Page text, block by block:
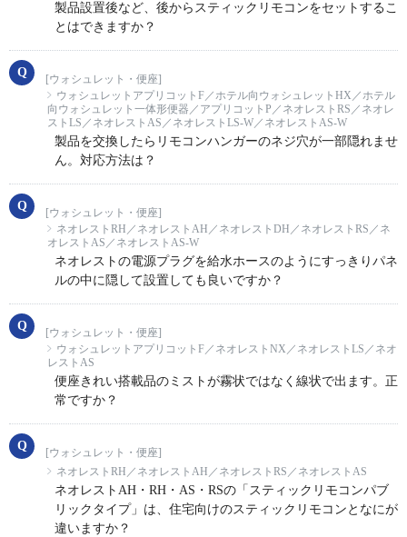
製品設置後など、後からスティックリモコンをセットするこ
とはできますか？
[ウォシュレット・便座]
ウォシュレットアプリコットF／ホテル向ウォシュレットHX／ホテル
向ウォシュレット一体形便器／アプリコットP／ネオレストRS／ネオレ
ストLS／ネオレストAS／ネオレストLS-W／ネオレストAS-W
製品を交換したらリモコンハンガーのネジ穴が一部隠れませ
ん。対応方法は？
[ウォシュレット・便座]
ネオレストRH／ネオレストAH／ネオレストDH／ネオレストRS／ネ
オレストAS／ネオレストAS-W
ネオレストの電源プラグを給水ホースのようにすっきりパネ
ルの中に隠して設置しても良いですか？
[ウォシュレット・便座]
ウォシュレットアプリコットF／ネオレストNX／ネオレストLS／ネオ
レストAS
便座きれい搭載品のミストが霧状ではなく線状で出ます。正
常ですか？
[ウォシュレット・便座]
ネオレストRH／ネオレストAH／ネオレストRS／ネオレストAS
ネオレストAH・RH・AS・RSの「スティックリモコンパブ
リックタイプ」は、住宅向けのスティックリモコンとなにが
違いますか？